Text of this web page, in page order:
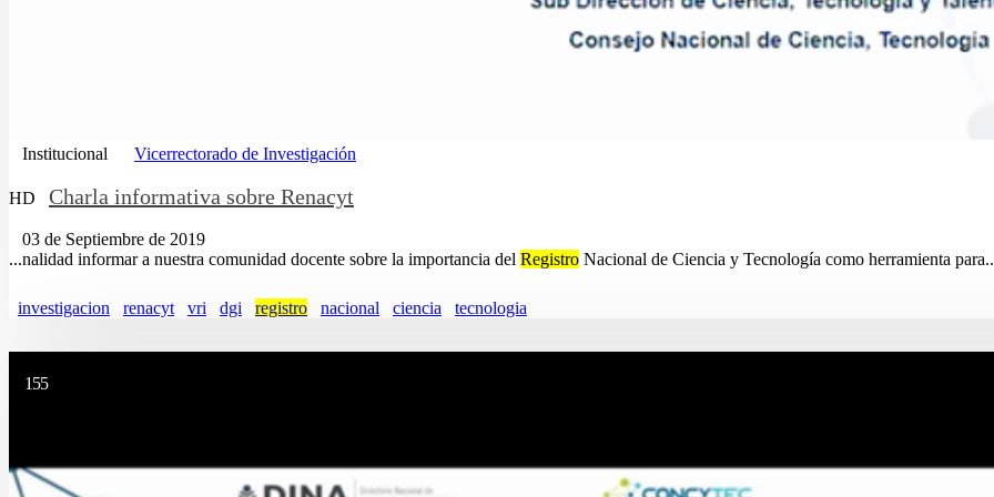
Institucional Vicerrectorado de Investigación
HD Charla informativa sobre Renacyt
03 de Septiembre de 2019
...nalidad informar a nuestra comunidad docente sobre la importancia del Registro Nacional de Ciencia y Tecnología como herramienta
investigacion renacyt vri dgi registro nacional ciencia tecnologia
155